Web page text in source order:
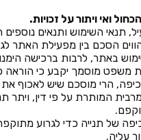
ואי ויתור על זכויות.
תנאי השימוש ותנאים
הסכם בין מפעילת האתר
באתר, לרבות ברכישה
משפט מוסמך יקבע כי הוראה
הרי מוסכם שיש לאכוף
המותרת על פי דין, ויתר
של תנייה כדי לגרוע
עליה.